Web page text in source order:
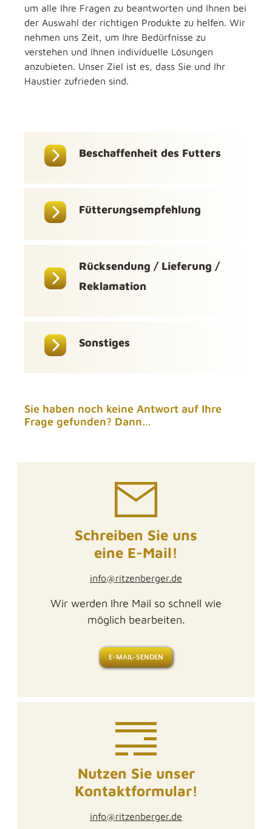
um alle Ihre Fragen zu beantworten und Ihnen bei
der Auswahl der richtigen Produkte zu helfen. Wir
nehmen uns Zeit, um Ihre Bedürfnisse zu
verstehen und Ihnen individuelle Lösungen
anzubieten. Unser Ziel ist es, dass Sie und Ihr
Haustier zufrieden sind.
Beschaffenheit des Futters
Fütterungsempfehlung
Rücksendung / Lieferung /
Reklamation
Sonstiges
Sie haben noch keine Antwort auf Ihre
Frage gefunden? Dann…
Schreiben Sie uns
eine E-Mail!
info@ritzenberger.de
Wir werden Ihre Mail so schnell wie
möglich bearbeiten.
E-MAIL-SENDEN
Nutzen Sie unser
Kontaktformular!
info@ritzenberger.de